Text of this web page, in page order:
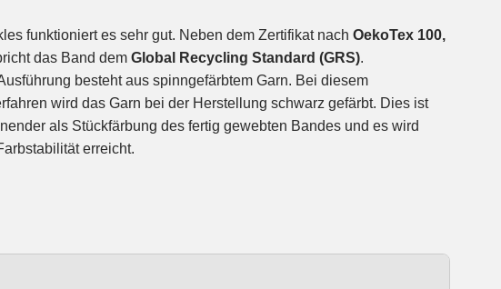
funktioniert es sehr gut. Neben dem Zertifikat nach OekoTex 100,
das Band dem Global Recycling Standard (GRS).
besteht aus spinngefärbtem Garn. Bei diesem
wird das Garn bei der Herstellung schwarz gefärbt. Dies ist
als Stückfärbung des fertig gewebten Bandes und es wird
erreicht.